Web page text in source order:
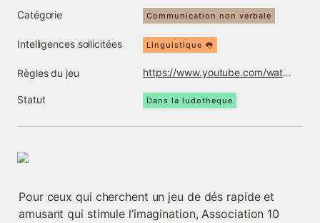
Catégorie Communication non verbale
Intelligences sollicitées Linguistique 👅
Règles du jeu https://www.youtube.com/watch?v=6WB9RxsDOQU
Statut Dans la ludotheque
Pour ceux qui cherchent un jeu de dés rapide et
amusant qui stimule l’imagination, Association 10